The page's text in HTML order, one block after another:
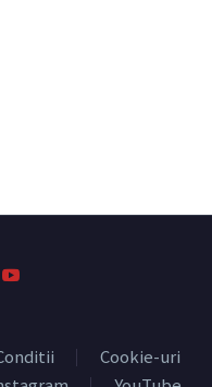
Cookie-uri